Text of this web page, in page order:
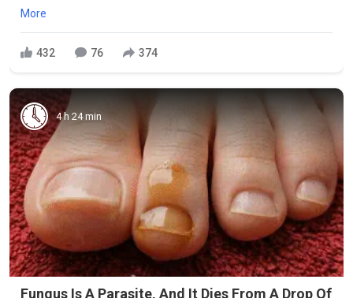
More
432 76 374
4 h 24 min
Fungus Is A Parasite, And It Dies From A Drop Of